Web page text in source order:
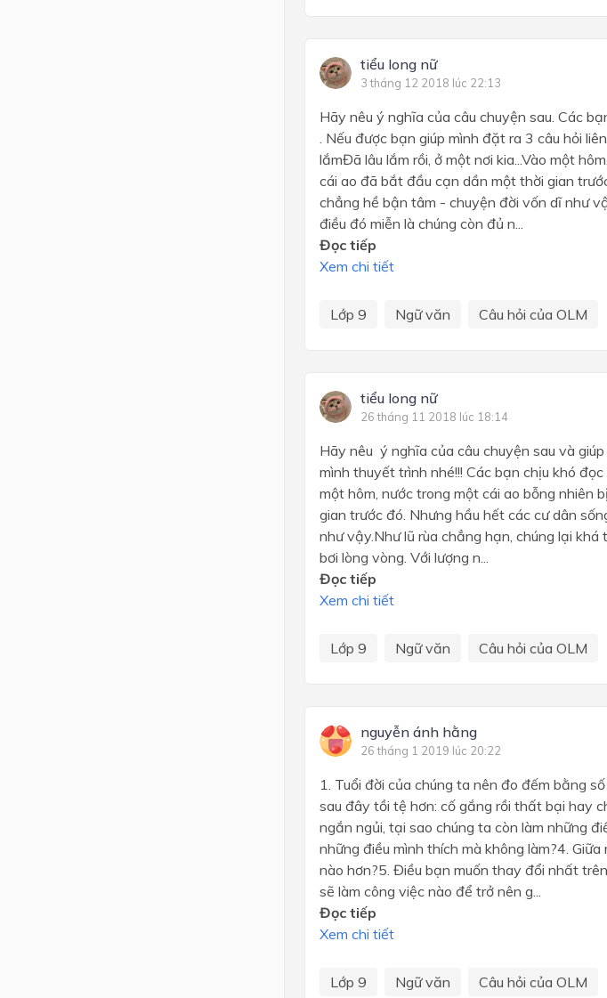
tiểu long nữ
3 tháng 12 2018 lúc 22:13
Hãy nêu ý nghĩa của câu chuyện sau. Các
. Nếu được bạn giúp mình đặt ra 3 câu hỏi
lắmĐã lâu lắm rồi, ở một nơi kia...Vào một
cái ao đã bắt đầu cạn dần một thời gian
chẳng hề bận tâm - chuyện đời vốn dĩ như
điều đó miễn là chúng còn đủ n...
Đọc tiếp
Xem chi tiết
Lớp 9 Ngữ văn Câu hỏi của OLM
tiểu long nữ
26 tháng 11 2018 lúc 18:14
Hãy nêu ý nghĩa của câu chuyện sau và
mình thuyết trình nhé!!! Các bạn chịu khó
một hôm, nước trong một cái ao bỗng nhiên
gian trước đó. Nhưng hầu hết các cư dân
như vậy.Như lũ rùa chẳng hạn, chúng lại
bơi lòng vòng. Với lượng n...
Đọc tiếp
Xem chi tiết
Lớp 9 Ngữ văn Câu hỏi của OLM
nguyễn ánh hằng
26 tháng 1 2019 lúc 20:22
1. Tuổi đời của chúng ta nên đo đếm bằng
sau đây tồi tệ hơn: cố gắng rồi thất bại hay
ngắn ngủi, tại sao chúng ta còn làm những
những điều mình thích mà không làm?4.
nào hơn?5. Điều bạn muốn thay đổi nhất
sẽ làm công việc nào để trở nên g...
Đọc tiếp
Xem chi tiết
Lớp 9 Ngữ văn Câu hỏi của OLM